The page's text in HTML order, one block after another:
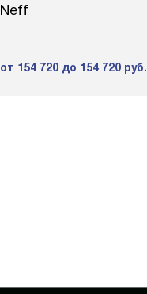
Neff
от 154 720 до 154 720 руб.